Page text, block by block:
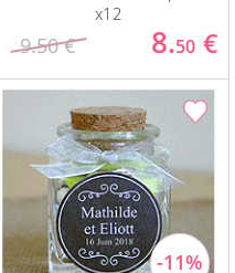
x12
9.50 € 8.50 €